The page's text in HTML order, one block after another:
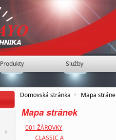
Produkty Služby
Domovská stránka Mapa
Mapa stránek
001 ŽÁROVKY
CLASSIC A